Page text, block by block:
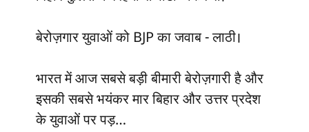
बेरोज़गार युवाओं को BJP का जवाब - लाठी।
भारत में आज सबसे बड़ी बीमारी बेरोज़गारी है और
इसकी सबसे भयंकर मार बिहार और उत्तर प्रदेश
के युवाओं पर पड़…